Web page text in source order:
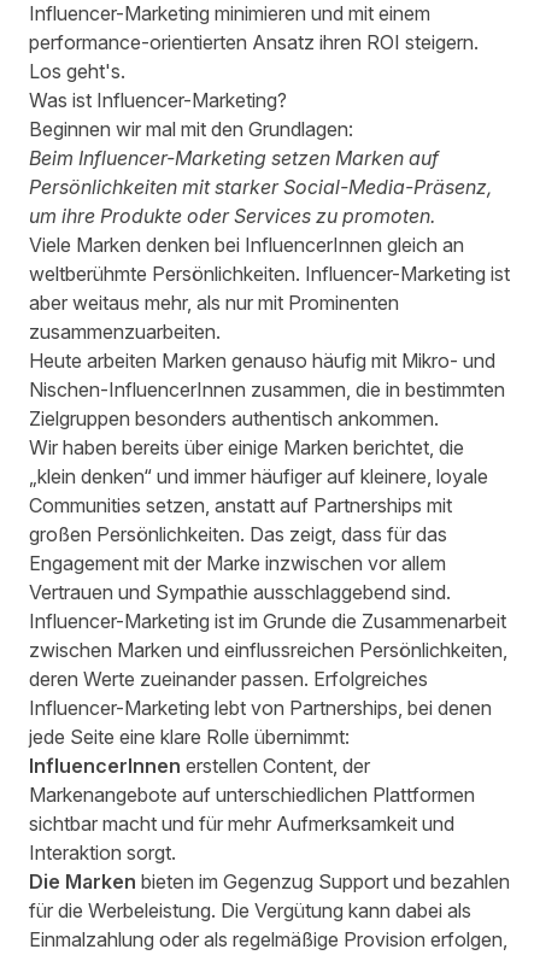
Influencer-Marketing minimieren und mit einem
performance-orientierten Ansatz ihren ROI steigern.
Los geht's.
Was ist Influencer-Marketing?
Beginnen wir mal mit den Grundlagen:
Beim Influencer-Marketing setzen Marken auf
Persönlichkeiten mit starker Social-Media-Präsenz,
um ihre Produkte oder Services zu promoten.
Viele Marken denken bei InfluencerInnen gleich an
weltberühmte Persönlichkeiten. Influencer-Marketing ist
aber weitaus mehr, als nur mit Prominenten
zusammenzuarbeiten.
Heute arbeiten Marken genauso häufig mit Mikro- und
Nischen-InfluencerInnen zusammen, die in bestimmten
Zielgruppen besonders authentisch ankommen.
Wir haben bereits über einige Marken berichtet, die
„klein denken“ und immer häufiger auf kleinere, loyale
Communities setzen, anstatt auf Partnerships mit
großen Persönlichkeiten. Das zeigt, dass für das
Engagement mit der Marke inzwischen vor allem
Vertrauen und Sympathie ausschlaggebend sind.
Influencer-Marketing ist im Grunde die Zusammenarbeit
zwischen Marken und einflussreichen Persönlichkeiten,
deren Werte zueinander passen. Erfolgreiches
Influencer-Marketing lebt von Partnerships, bei denen
jede Seite eine klare Rolle übernimmt:
InfluencerInnen erstellen Content, der
Markenangebote auf unterschiedlichen Plattformen
sichtbar macht und für mehr Aufmerksamkeit und
Interaktion sorgt.
Die Marken bieten im Gegenzug Support und bezahlen
für die Werbeleistung. Die Vergütung kann dabei als
Einmalzahlung oder als regelmäßige Provision erfolgen,